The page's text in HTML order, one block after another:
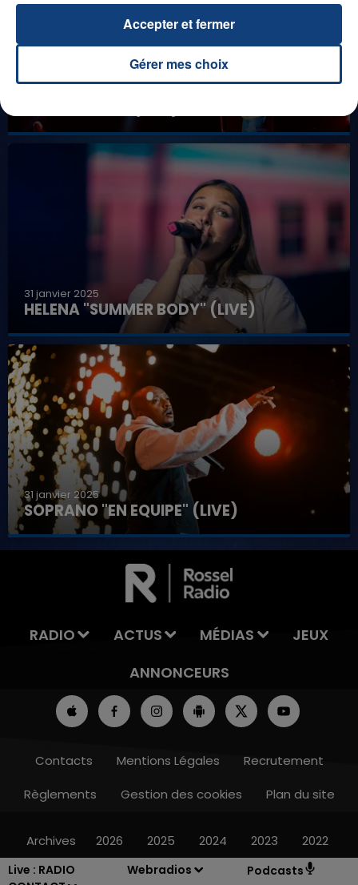
Live : RADIO
Webradios Podcasts
LA TEAM DE L'ÉTÉ
31 janvier 2025
HELENA "SUMMER BODY" (LIVE)
31 janvier 2025
SOPRANO "EN EQUIPE" (LIVE)
RADIO ACTUS MÉDIAS
JEUX
ANNONCEURS
Contacts Mentions Légales
Recrutement
Règlements
Gestion des cookies Plan du site
Archives 2026 2025 2024 2023 2022
Gérer mes choix
Accepter et fermer